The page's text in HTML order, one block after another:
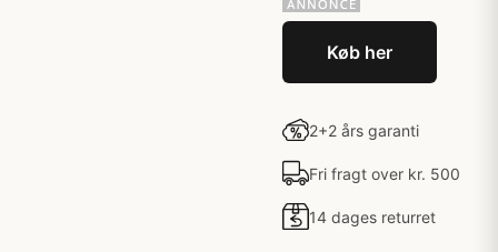
Køb her
2+2 års garanti
Fri fragt over kr. 500
14 dages returret